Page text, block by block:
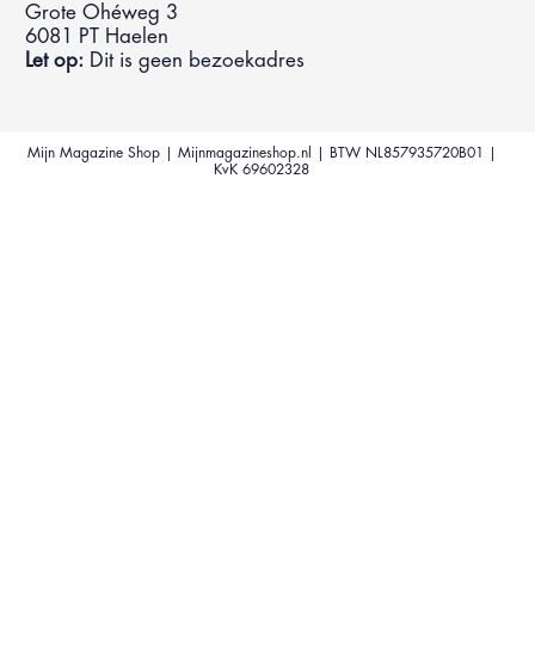
Grote Ohéweg 3
6081 PT Haelen
Let op: Dit is geen bezoekadres
Mijn Magazine Shop | Mijnmagazineshop.nl | BTW NL857935720B01 |
KvK 69602328